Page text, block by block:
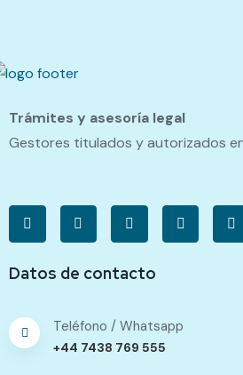
Trámites y asesoría legal
Gestores titulados y autorizados
Datos de contacto
Teléfono / Whatsapp
+44 7438 769 555